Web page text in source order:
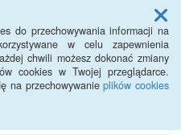
do przechowywania informacji na
w celu zapewnienia
chwili możesz dokonać zmiany
cookies w Twojej przeglądarce.
na przechowywanieplików cookies
Menu